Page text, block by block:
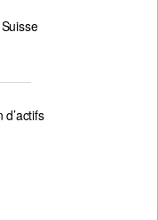
d’actifs